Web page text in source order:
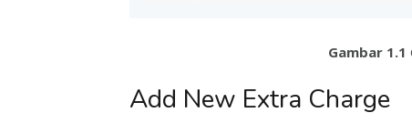
Gambar 1.1
Add New Extra Charge